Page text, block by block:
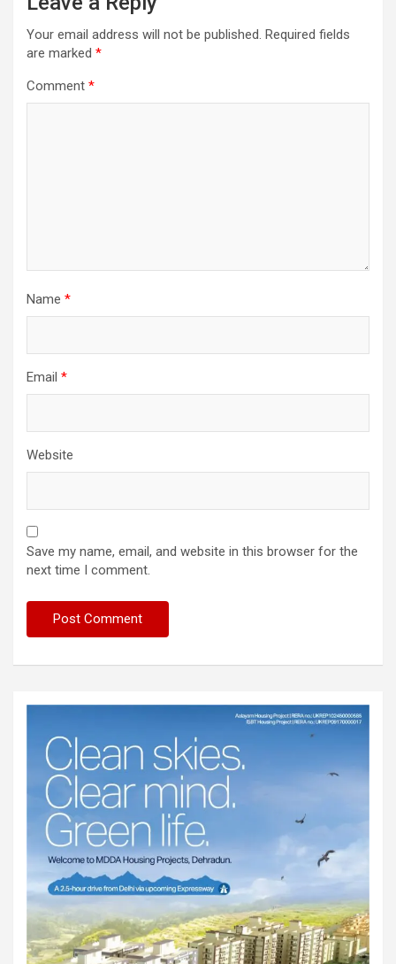
Your email address will not be published. Required fields
are marked *
Comment *
Name *
Email *
Website
Save my name, email, and website in this browser for the
next time I comment.